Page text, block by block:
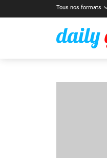
Tous nos formats